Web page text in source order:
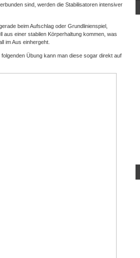
sind, werden die Stabilisatoren intensiver
beim Aufschlag oder Grundlinienspiel,
aus einer stabilen Körperhaltung kommen, was
im Aus einhergeht.
Übung kann man diese sogar direkt auf